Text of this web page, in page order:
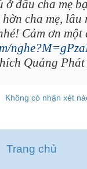
đâu cha mẹ
cha mẹ, lâu
Cảm ơn một
Quảng
Không có nhận xét
Trang chủ